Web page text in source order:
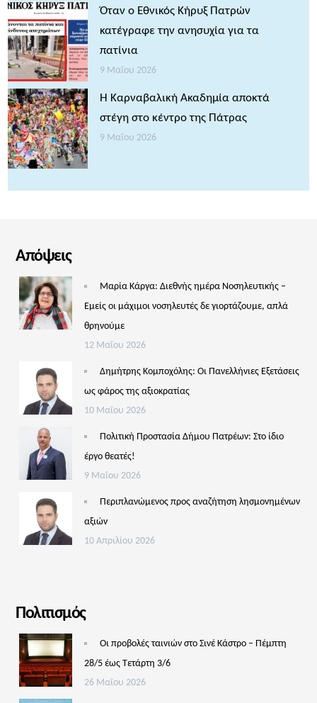
Όταν ο Εθνικός Κήρυξ Πατρών
κατέγραφε την ανησυχία για τα
πατίνια
9 Μαΐου 2026
Η Καρναβαλική Ακαδημία αποκτά
στέγη στο κέντρο της Πάτρας
9 Μαΐου 2026
Απόψεις
Μαρία Κάργα: Διεθνής ημέρα Νοσηλευτικής –
Εμείς οι μάχιμοι νοσηλευτές δε γιορτάζουμε, απλά
θρηνούμε
12 Μαΐου 2026
Δημήτρης Κομποχόλης: Οι Πανελλήνιες Εξετάσεις
ως φάρος της αξιοκρατίας
10 Μαΐου 2026
Πολιτική Προστασία Δήμου Πατρέων: Στο ίδιο
έργο θεατές!
9 Μαΐου 2026
Περιπλανώμενος προς αναζήτηση λησμονημένων
αξιών
10 Απριλίου 2026
Πολιτισμός
Οι προβολές ταινιών στο Σινέ Κάστρο – Πέμπτη
28/5 έως Τετάρτη 3/6
26 Μαΐου 2026